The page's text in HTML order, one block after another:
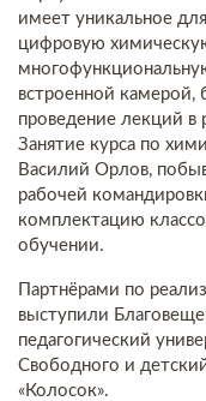
имеет уникальное
цифровую
встроенной камерой,
проведение лекций в
Занятие курса по
Василий Орлов,
рабочей
комплектацию
обучении.
Партнёрами по
выступили
педагогический
Свободного и
«Колосок».